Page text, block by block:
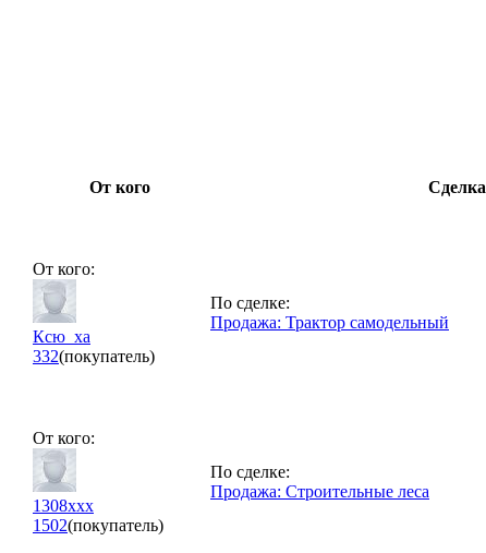
От кого Сделка
От кого:
Ксю_ха
332(покупатель)
По сделке:
Продажа: Трактор самодельный
От кого:
1308xxx
1502(покупатель)
По сделке:
Продажа: Строительные леса